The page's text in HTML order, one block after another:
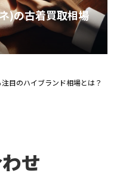
)の古着買取相場
目のハイブランド相場とは？
せ